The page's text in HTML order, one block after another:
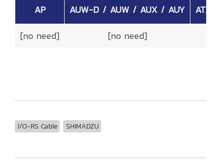
AP AUW-D / AUW / AUX / AUY
ATX /
[no need]
[no need]
I/O-RS Cable SHIMADZU